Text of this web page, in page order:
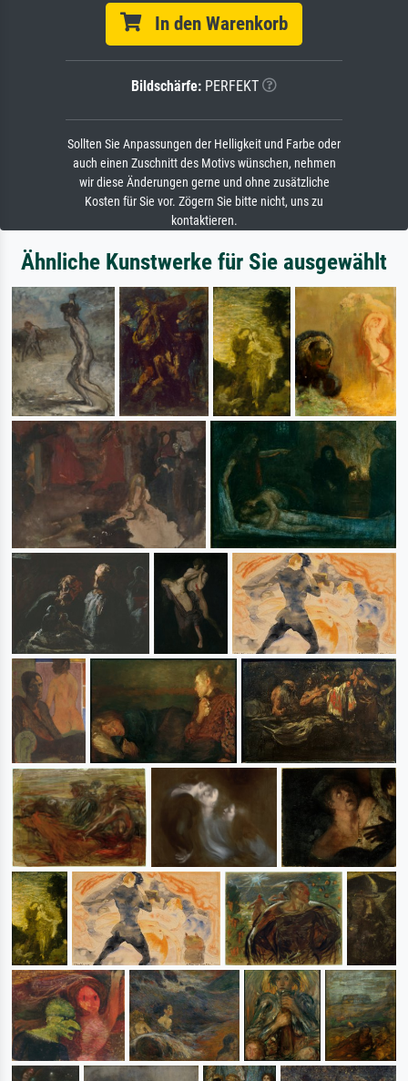
In den Warenkorb
Bildschärfe: PERFEKT
Sollten Sie Anpassungen der Helligkeit und Farbe oder
auch einen Zuschnitt des Motivs wünschen, nehmen
wir diese Änderungen gerne und ohne zusätzliche
Kosten für Sie vor. Zögern Sie bitte nicht, uns zu
kontaktieren.
Ähnliche Kunstwerke für Sie ausgewählt